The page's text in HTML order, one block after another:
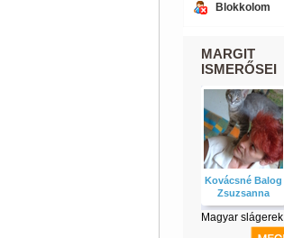
Blokkolom
MARGIT
ISMERŐSEI
Kovácsné Balog
Zsuzsanna
Magyar slágerek